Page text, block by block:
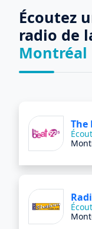
Écoutez
radio de
Montréal
The